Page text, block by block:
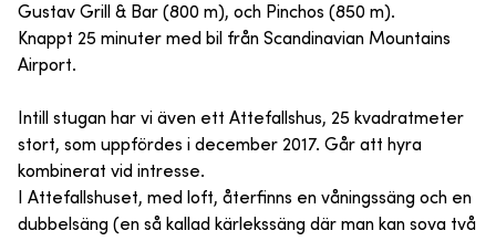
Gustav Grill & Bar (800 m), och Pinchos (850 m).
Knappt 25 minuter med bil från Scandinavian Mountains
Airport.
Intill stugan har vi även ett Attefallshus, 25 kvadratmeter
stort, som uppfördes i december 2017. Går att hyra
kombinerat vid intresse.
I Attefallshuset, med loft, återfinns en våningssäng och en
dubbelsäng (en så kallad kärlekssäng där man kan sova två